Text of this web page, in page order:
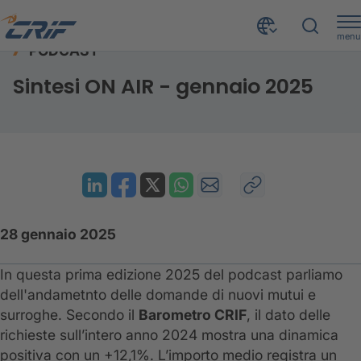
menu
Home Risorse
PODCAST
Sintesi ON AIR - gennaio 2025
28 gennaio 2025
In questa prima edizione 2025 del podcast parliamo
dell'andametnto delle domande di nuovi mutui e
surroghe. Secondo il Barometro CRIF, il dato delle
richieste sull’intero anno 2024 mostra una dinamica
positiva con un +12,1%. L’importo medio registra un